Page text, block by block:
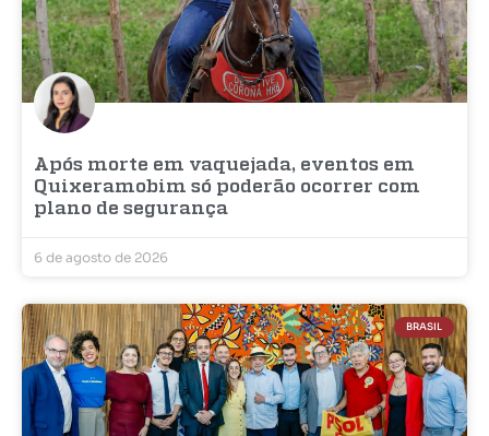
Após morte em vaquejada, eventos em
Quixeramobim só poderão ocorrer com
plano de segurança
6 de agosto de 2026
BRASIL